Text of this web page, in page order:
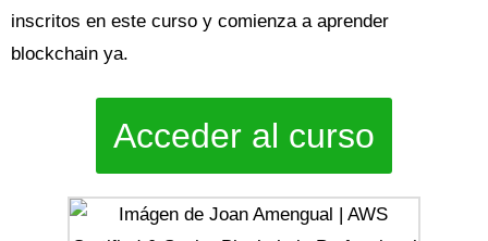
inscritos en este curso y comienza a aprender
blockchain ya.
Acceder al curso